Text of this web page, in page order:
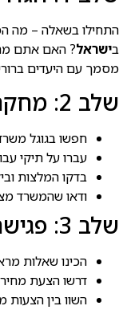
התחילו בשאלה – מה
בישראל? האם אתם
מסמך עם היעדים
שלב 2: מחקר וסקירת משרדים
חפשו בגוגל
עברו על תיקי
בדקו המלצות
ודאו שהמשרד
שלב 3: פגישת היכרות והצעת מחיר
הכינו שאלות
דרשו הצעת
השוו בין הצעות